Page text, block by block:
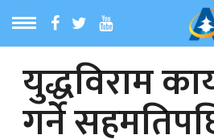
MENU
युद्धविराम
गर्ने